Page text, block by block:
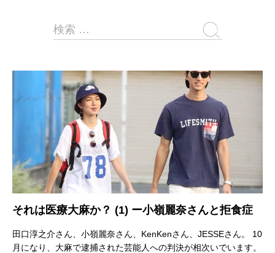
それは医療大麻か？ (1) ー小嶺麗奈さんと拒食症
田口淳之介さん、小嶺麗奈さん、KenKenさん、JESSEさん。 10
月になり、大麻で逮捕された芸能人への判決が相次いでいます。